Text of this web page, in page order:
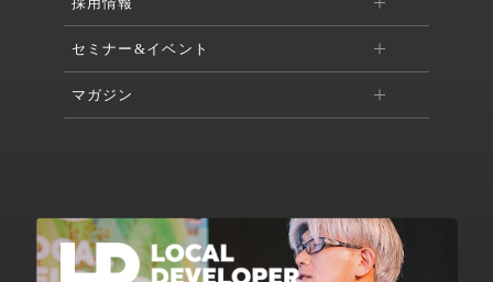
セミナー&イベント
マガジン